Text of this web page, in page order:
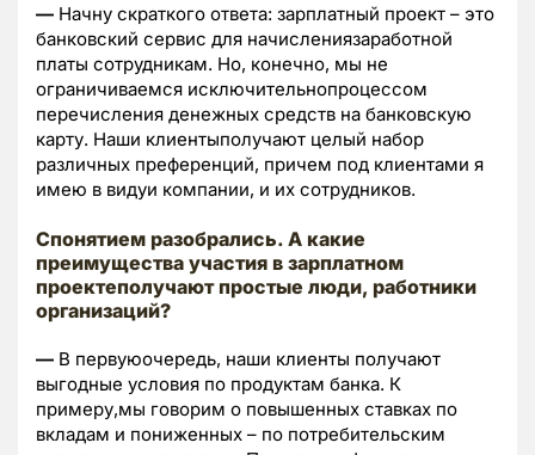
— Начну скраткого ответа: зарплатный проект – это
банковский сервис для начислениязаработной
платы сотрудникам. Но, конечно, мы не
ограничиваемся исключительнопроцессом
перечисления денежных средств на банковскую
карту. Наши клиентыполучают целый набор
различных преференций, причем под клиентами я
имею в видуи компании, и их сотрудников.
Спонятием разобрались. А какие
преимущества участия в зарплатном
проектеполучают простые люди, работники
организаций?
— В первуюочередь, наши клиенты получают
выгодные условия по продуктам банка. К
примеру,мы говорим о повышенных ставках по
вкладам и пониженных – по потребительским